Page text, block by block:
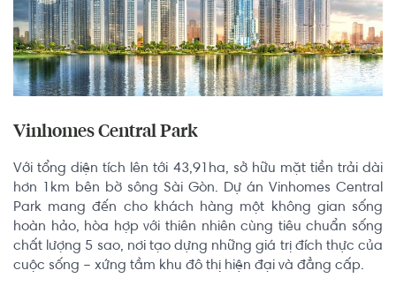
Vinhomes Central Park
Với tổng diện tích lên tới 43,91ha, sở hữu mặt tiền trải dài
hơn 1km bên bờ sông Sài Gòn. Dự án Vinhomes Central
Park mang đến cho khách hàng một không gian sống
hoàn hảo, hòa hợp với thiên nhiên cùng tiêu chuẩn sống
chất lượng 5 sao, nơi tạo dựng những giá trị đích thực của
cuộc sống – xứng tầm khu đô thị hiện đại và đẳng cấp.